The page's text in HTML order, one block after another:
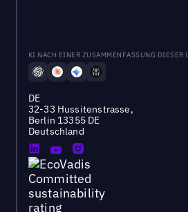
KI NACH EINER ZUSAMMENFASSUNG DIESER
DE
32-33 Hussitenstrasse,
Berlin 13355 DE
Deutschland